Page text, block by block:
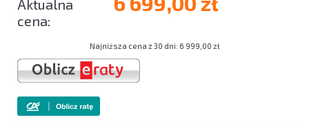
Najniższa cena z 30 dni: 6 999,00 zł